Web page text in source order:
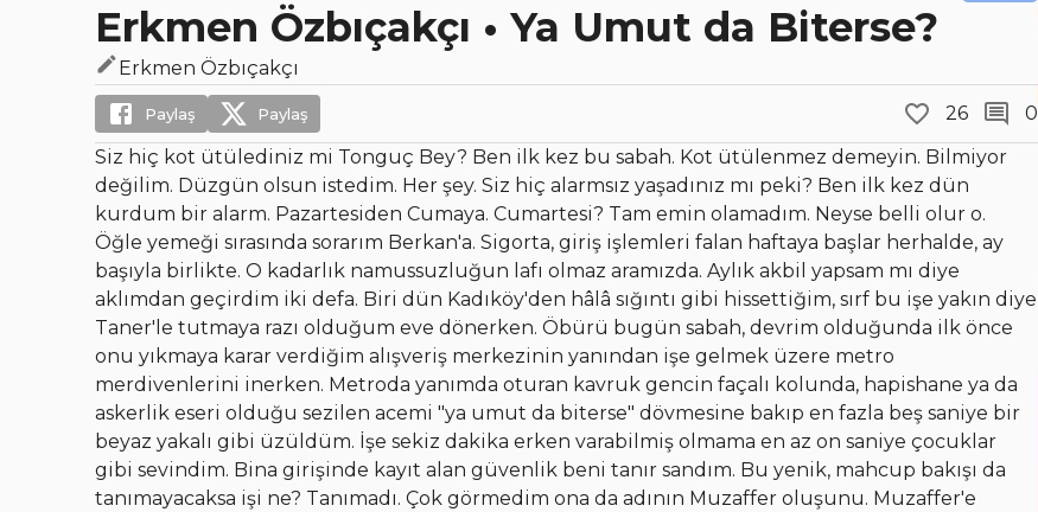
Erkmen Özbıçakçı • Ya Umut da Biterse?
Erkmen Özbıçakçı
Paylaş Paylaş 26
0
Siz hiç kot ütülediniz mi Tonguç Bey? Ben ilk kez bu sabah. Kot ütülenmez demeyin. Bilmiyor
değilim. Düzgün olsun istedim. Her şey. Siz hiç alarmsız yaşadınız mı peki? Ben ilk kez dün
kurdum bir alarm. Pazartesiden Cumaya. Cumartesi? Tam emin olamadım. Neyse belli olur o.
Öğle yemeği sırasında sorarım Berkan'a. Sigorta, giriş işlemleri falan haftaya başlar herhalde, ay
başıyla birlikte. O kadarlık namussuzluğun lafı olmaz aramızda. Aylık akbil yapsam mı diye
aklımdan geçirdim iki defa. Biri dün Kadıköy'den hâlâ sığıntı gibi hissettiğim, sırf bu işe yakın diye
Taner'le tutmaya razı olduğum eve dönerken. Öbürü bugün sabah, devrim olduğunda ilk önce
onu yıkmaya karar verdiğim alışveriş merkezinin yanından işe gelmek üzere metro
merdivenlerini inerken. Metroda yanımda oturan kavruk gencin façalı kolunda, hapishane ya da
askerlik eseri olduğu sezilen acemi "ya umut da biterse" dövmesine bakıp en fazla beş saniye bir
beyaz yakalı gibi üzüldüm. İşe sekiz dakika erken varabilmiş olmama en az on saniye çocuklar
gibi sevindim. Bina girişinde kayıt alan güvenlik beni tanır sandım. Bu yenik, mahcup bakışı da
tanımayacaksa işi ne? Tanımadı. Çok görmedim ona da adının Muzaffer oluşunu. Muzaffer'e